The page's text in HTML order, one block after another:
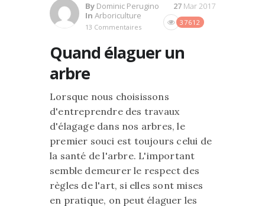
By Dominic Perugino
In Arboriculture
13 Commentaires
37612
27 Mar 2017
Quand élaguer un
arbre
Lorsque nous choisissons
d'entreprendre des travaux
d'élagage dans nos arbres, le
premier souci est toujours celui de
la santé de l'arbre. L'important
semble demeurer le respect des
règles de l'art, si elles sont mises
en pratique, on peut élaguer les